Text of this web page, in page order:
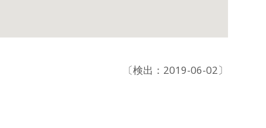
〔検出：2019-06-02〕